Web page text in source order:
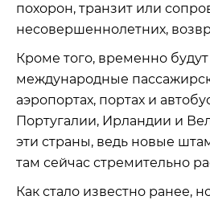
похорон, транзит или
несовершеннолетних,
Кроме того, временно
международные
аэропортах, портах и
Португалии, Ирландии и
эти страны, ведь новые
там сейчас стремительно
Как стало известно ранее,